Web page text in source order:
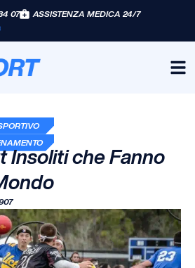
07
ASSISTENZA MEDICA 24/7
Insoliti che Fanno